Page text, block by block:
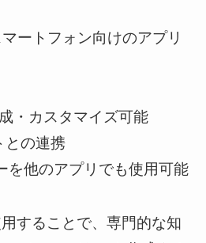
ートフォン向けのアプリ
・カスタマイズ可能
との連携
を他のアプリでも使用可能
することで、専門的な知